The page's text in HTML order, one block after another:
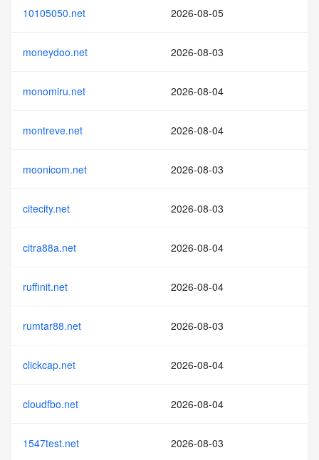
10105050.net 2026-08-05
moneydoo.net 2026-08-03
monomiru.net 2026-08-04
montreve.net 2026-08-04
moonicom.net 2026-08-03
citecity.net 2026-08-03
citra88a.net 2026-08-04
ruffinit.net 2026-08-04
rumtar88.net 2026-08-03
clickcap.net 2026-08-04
cloudfbo.net 2026-08-04
1547test.net 2026-08-03